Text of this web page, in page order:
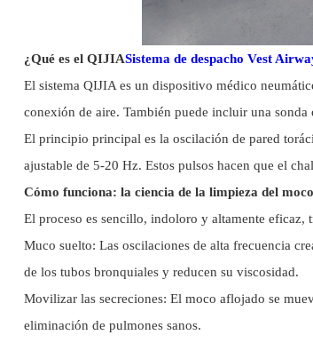
¿Qué es el QIJIASistema de despacho Vest
El sistema QIJIA es un dispositivo médico
conexión de aire. También puede incluir una
El principio principal es la oscilación de pared
ajustable de 5-20 Hz. Estos pulsos hacen que el
Cómo funciona: la ciencia de la limpieza del moco
El proceso es sencillo, indoloro y altamente eficaz,
Muco suelto: Las oscilaciones de alta frecuencia
de los tubos bronquiales y reducen su viscosidad.
Movilizar las secreciones: El moco aflojado se
eliminación de pulmones sanos.